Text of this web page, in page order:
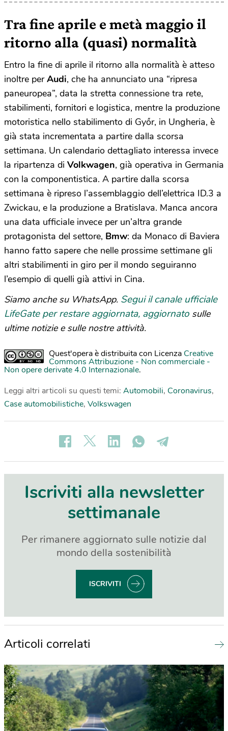
Tra fine aprile e metà maggio il
ritorno alla (quasi) normalità
Entro la fine di aprile il ritorno alla normalità è atteso
inoltre perAudi, che ha annunciato una “ripresa
paneuropea”, data la stretta connessione tra rete,
stabilimenti, fornitori e logistica, mentre la produzione
motoristica nello stabilimento di Győr, in Ungheria, è
già stata incrementata a partire dalla scorsa
settimana. Un calendario dettagliato interessa invece
la ripartenza di Volkwagen, già operativa in Germania
con la componentistica. A partire dalla scorsa
settimana è ripreso l’assemblaggio dell’elettrica ID.3 a
Zwickau, e la produzione a Bratislava. Manca ancora
una data ufficiale invece per un’altra grande
protagonista del settore, Bmw: da Monaco di Baviera
hanno fatto sapere che nelle prossime settimane gli
altri stabilimenti in giro per il mondo seguiranno
l’esempio di quelli già attivi in Cina.
Siamo anche su WhatsApp. Segui il canale ufficiale
LifeGate per restare aggiornata, aggiornato sulle
ultime notizie e sulle nostre attività.
Quest'opera è distribuita con Licenza Creative
Commons Attribuzione - Non commerciale -
Non opere derivate 4.0 Internazionale.
Leggi altri articoli su questi temi: Automobili, Coronavirus,
Case automobilistiche, Volkswagen
Iscriviti alla newsletter
settimanale
Per rimanere aggiornato sulle notizie dal
mondo della sostenibilità
ISCRIVITI
Articoli correlati